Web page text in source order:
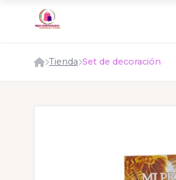
Tienda Set de decoración